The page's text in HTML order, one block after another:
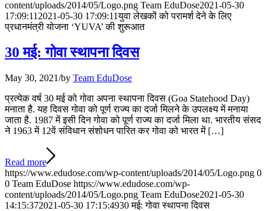
content/uploads/2014/05/Logo.png Team EduDose2021-05-30
17:09:11 2021-05-30 17:09:11युवा लेखकों को परामर्श देने के लिए
प्रधानमंत्री योजना ‘YUVA’ की शुरूआत
30 मई: गोवा स्थापना दिवस
May 30, 2021/by Team EduDose
प्रत्येक वर्ष 30 मई को गोवा अपना स्थापना दिवस (Goa Statehood Day)
मनाता है. यह दिवस गोवा को पूर्ण राज्य का दर्जा मिलने के उपलक्ष्य में मनाया
जाता है. 1987 में इसी दिन गोवा को पूर्ण राज्य का दर्जा मिला था. भारतीय संसद
ने 1963 में 12वें संविधान संशोधन पारित कर गोवा को भारत में […]
Read more
https://www.edudose.com/wp-content/uploads/2014/05/Logo.png 0
0 Team EduDose https://www.edudose.com/wp-
content/uploads/2014/05/Logo.png Team EduDose2021-05-30
14:15:372021-05-30 17:15:4930 मई: गोवा स्थापना दिवस